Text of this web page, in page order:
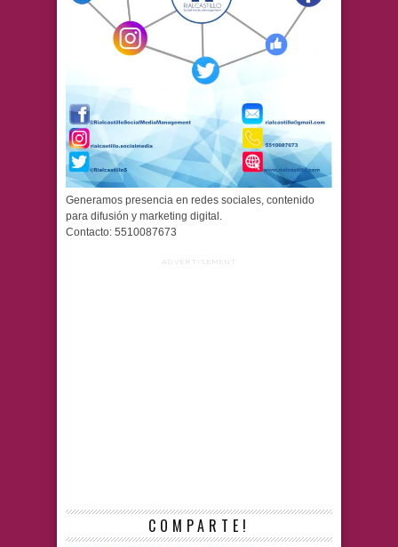
Generamos presencia en redes sociales, contenido
para difusión y marketing digital.
Contacto: 5510087673
ADVERTISEMENT
COMPARTE!